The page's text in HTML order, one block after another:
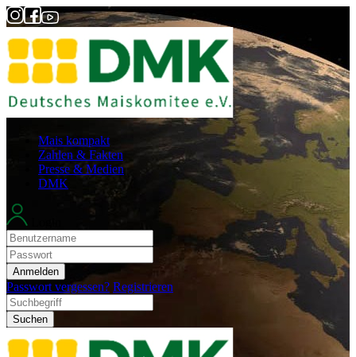
Mais kompakt
Zahlen & Fakten
Presse & Medien
DMK
Anmelden
Passwort vergessen? Registrieren
Suchen